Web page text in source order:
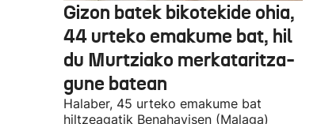
Gizon batek bikotekide ohia,
44 urteko emakume bat, hil
du Murtziako merkataritza-
gune batean
Halaber, 45 urteko emakume bat
hiltzeagatik Benahavisen (Malaga)